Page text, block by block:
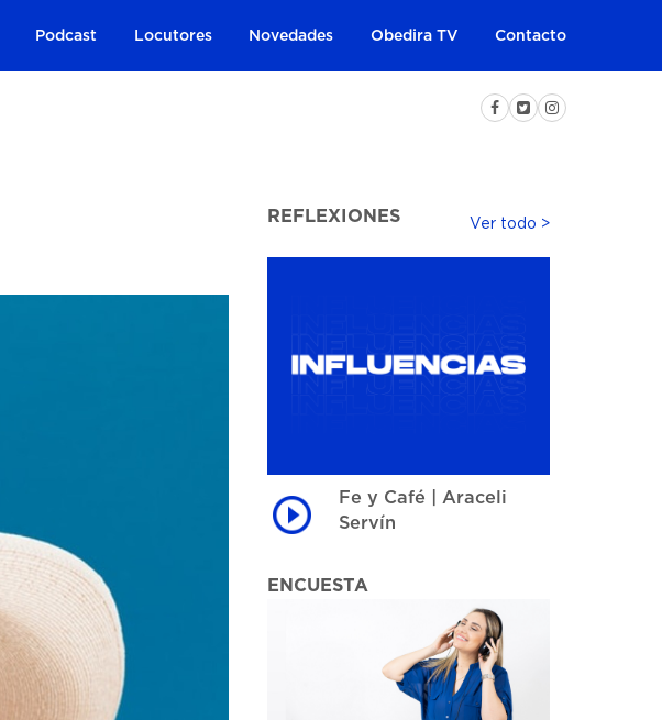
Podcast Locutores Novedades Obedira TV Contacto
REFLEXIONES Ver todo >
Fe y Café | Araceli
Servín
ENCUESTA